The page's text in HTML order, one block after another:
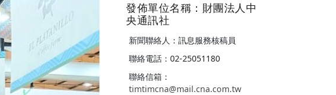
發佈單位名稱：財團法人中
央通訊社
新聞聯絡人：訊息服務核稿員
聯絡電話：02-25051180
聯絡信箱：
timtimcna@mail.cna.com.tw